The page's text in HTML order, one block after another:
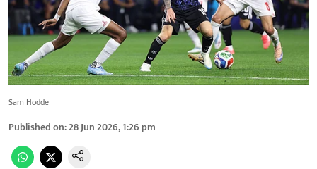
Sam Hodde
Published on:28 Jun 2026, 1:26 pm